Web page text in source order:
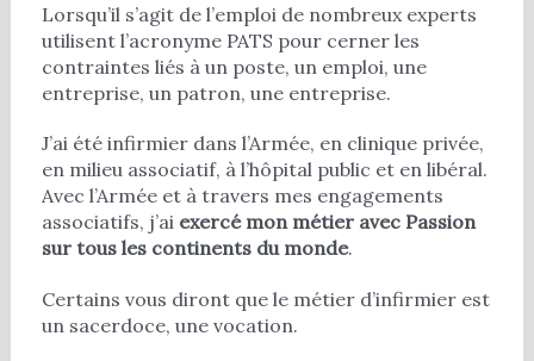
Lorsqu’il s’agit de l’emploi de nombreux experts
utilisent l’acronyme PATS pour cerner les
contraintes liés à un poste, un emploi, une
entreprise, un patron, une entreprise.
J’ai été infirmier dans l’Armée, en clinique privée,
en milieu associatif, à l’hôpital public et en libéral.
Avec l’Armée et à travers mes engagements
associatifs, j’ai exercé mon métier avec Passion
sur tous les continents du monde.
Certains vous diront que le métier d’infirmier est
un sacerdoce, une vocation.